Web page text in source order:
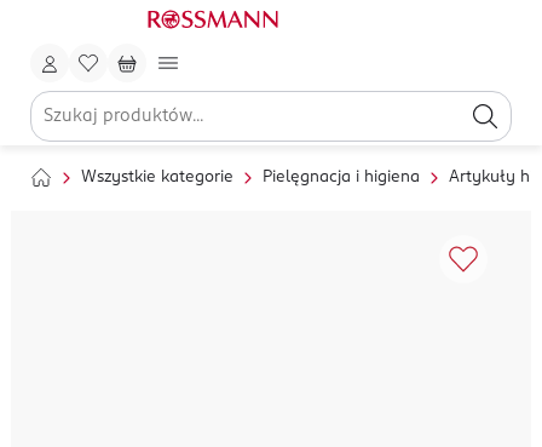
Wszystkie kategorie Pielęgnacja i higiena Artykuły